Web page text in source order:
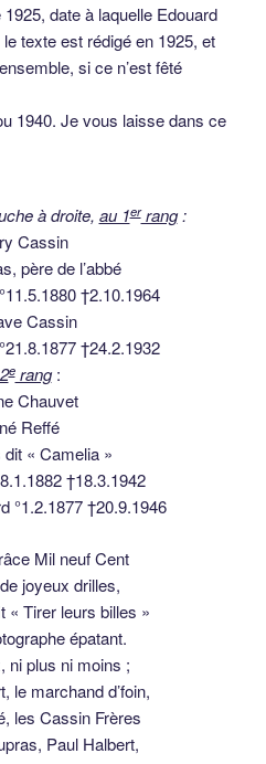
date à laquelle Edouard
texte est rédigé en 1925, et
si ce n’est fêté
1940. Je vous laisse dans ce
à droite, au 1errang:
Cassin
père de l’abbé
†2.10.1964
Cassin
†24.2.1932
erang:
Chauvet
Reffé
« Camelia »
†18.3.1942
°1.2.1877 †20.9.1946
Mil neuf Cent
joyeux drilles,
« Tirer leurs billes »
épatant.
ni plus ni moins ;
le marchand d’foin,
les Cassin Frères
Paul Halbert,